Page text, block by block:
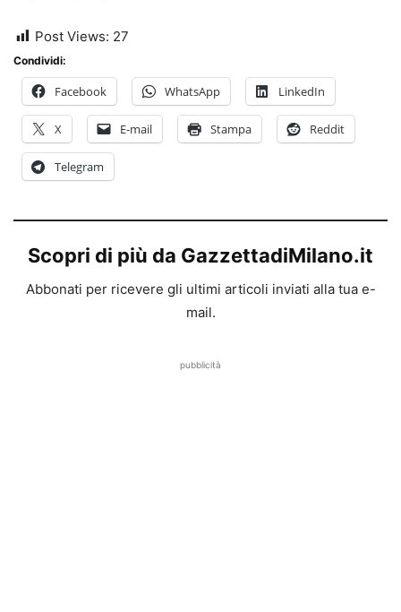
Post Views: 27
Condividi:
Facebook WhatsApp LinkedIn
X E-mail Stampa Reddit
Telegram
Scopri di più da GazzettadiMilano.it
Abbonati per ricevere gli ultimi articoli inviati alla tua e-
mail.
pubblicità